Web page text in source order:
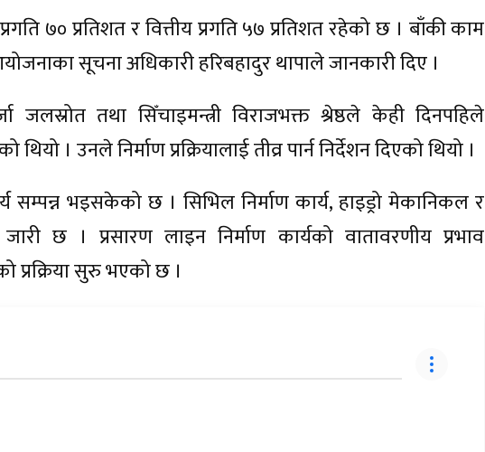
७० प्रतिशत र वित्तीय प्रगति ५७ प्रतिशत रहेको छ । बाँकी काम
सूचना अधिकारी हरिबहादुर थापाले जानकारी दिए ।
जलस्रोत तथा सिँचाइमन्त्री विराजभक्त श्रेष्ठले केही दिनपहिले
। उनले निर्माण प्रक्रियालाई तीव्र पार्न निर्देशन दिएको थियो ।
सम्पन्न भइसकेको छ । सिभिल निर्माण कार्य, हाइड्रो मेकानिकल र
छ । प्रसारण लाइन निर्माण कार्यको वातावरणीय प्रभाव
प्रक्रिया सुरु भएको छ ।